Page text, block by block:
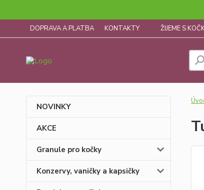
DOPRAVA A PLATBA KONTAKTY ŽIJEME S
NOVINKY
AKCE
Granule pro kočky
Konzervy, vaničky a kapsičky